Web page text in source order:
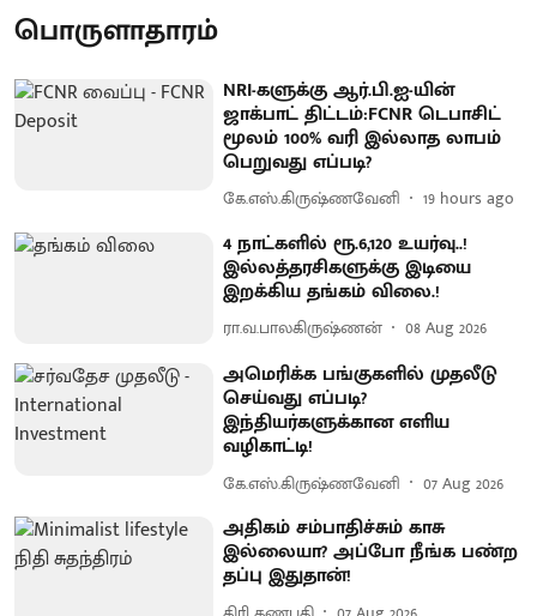
பொருளாதாரம்
NRI-களுக்கு ஆர்.பி.ஐ-யின்
ஜாக்பாட் திட்டம்:FCNR டெபாசிட்
மூலம் 100% வரி இல்லாத லாபம்
பெறுவது எப்படி?
கே.எஸ்.கிருஷ்ணவேனி 19 hours ago
4 நாட்களில் ரூ.6,120 உயர்வு..!
இல்லத்தரசிகளுக்கு இடியை
இறக்கிய தங்கம் விலை.!
ரா.வ.பாலகிருஷ்ணன் 08 Aug 2026
அமெரிக்க பங்குகளில் முதலீடு
செய்வது எப்படி?
இந்தியர்களுக்கான எளிய
வழிகாட்டி!
கே.எஸ்.கிருஷ்ணவேனி 07 Aug 2026
அதிகம் சம்பாதிச்சும் காசு
இல்லையா? அப்போ நீங்க பண்ற
தப்பு இதுதான்!